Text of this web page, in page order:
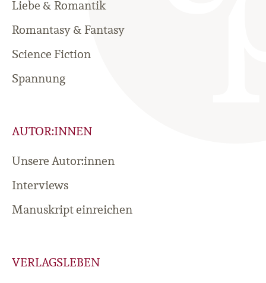
Liebe & Romantik
Romantasy & Fantasy
Science Fiction
Spannung
AUTOR:INNEN
Unsere Autor:innen
Interviews
Manuskript einreichen
VERLAGSLEBEN